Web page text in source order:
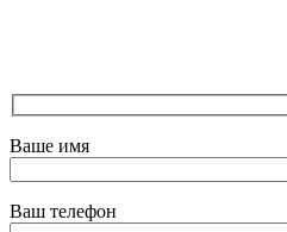
Ваше имя
Ваш телефон